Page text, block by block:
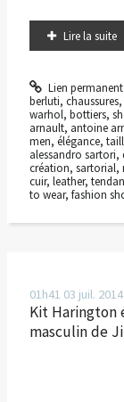
Lire la suite
Lien permanent
berluti, chaussures,
warhol, bottiers,
arnault, antoine
men, élégance,
alessandro sartori,
création, sartorial,
cuir, leather,
to wear, fashion
01h41 03 juil. 2014
Kit Harington
masculin de